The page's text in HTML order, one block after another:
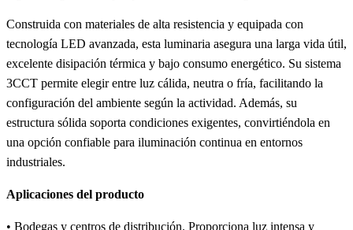
Construida con materiales de alta resistencia y equipada con
tecnología LED avanzada, esta luminaria asegura una larga vida útil,
excelente disipación térmica y bajo consumo energético. Su sistema
3CCT permite elegir entre luz cálida, neutra o fría, facilitando la
configuración del ambiente según la actividad. Además, su
estructura sólida soporta condiciones exigentes, convirtiéndola en
una opción confiable para iluminación continua en entornos
industriales.
Aplicaciones del producto
• Bodegas y centros de distribución. Proporciona luz intensa y